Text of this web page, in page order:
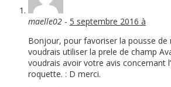
maelle02 - 5 septembre 2016 à
Bonjour, pour favoriser la pousse de
voudrais utiliser la prele de champ
voudrais avoir votre avis concernant
roquette. : D merci.